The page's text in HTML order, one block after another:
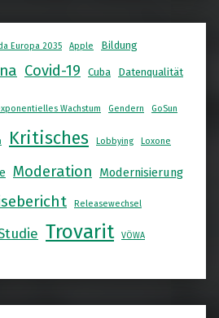
Europa 2035 Apple Bildung
Covid-19 Cuba Datenqualität
Wachstum Gendern GoSun
Kritisches Lobbying Loxone
Moderation Modernisierung
Releasewechsel
Trovarit VÖWA